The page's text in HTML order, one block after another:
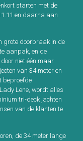
starten met de
en daarna aan
grote doorbraak in de
aanpak, en de
niet één maar
van 34 meter en
beproefde
Lene, wordt alles
tri-deck jachten
van de klanten te
de 34 meter lange